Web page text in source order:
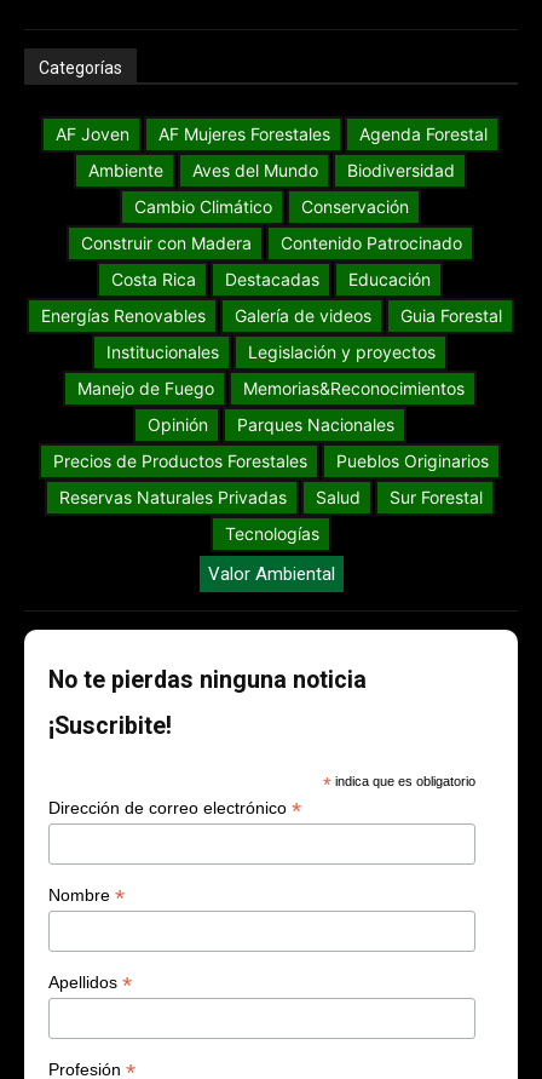
Categorías
AF Joven AF Mujeres Forestales
Agenda Forestal
Ambiente
Aves del Mundo
Biodiversidad
Cambio Climático
Conservación
Construir con Madera
Contenido Patrocinado
Costa Rica
Destacadas
Educación
Energías Renovables
Galería de videos
Guia Forestal
Institucionales
Legislación y proyectos
Manejo de Fuego
Memorias&Reconocimientos
Opinión
Parques Nacionales
Precios de Productos Forestales
Pueblos Originarios
Reservas Naturales Privadas
Salud
Sur Forestal
Tecnologías
Valor Ambiental
No te pierdas ninguna noticia
¡Suscribite!
* indica que es obligatorio
Dirección de correo electrónico *
Nombre *
Apellidos *
Profesión *